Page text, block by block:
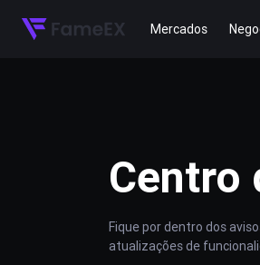
Mercados
Centro
Fique por dentro dos
atualizações de